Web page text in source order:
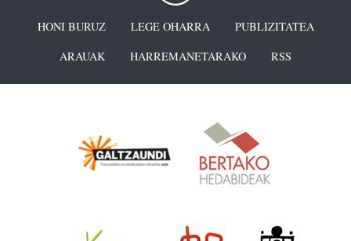
HONI BURUZ LEGE OHARRA
PUBLIZITATEA
ARAUAK
HARREMANETARAKO RSS